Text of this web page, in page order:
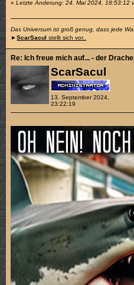
«Letzte Änderung: 24. Mai 2024, 18:53:12
Das Universum ist groß genug, dass jede
►ScarSacul stellt sich vor..
ScarSacul
13. September 2024,
23:22:19
Re: Ich freue mich auf... - der